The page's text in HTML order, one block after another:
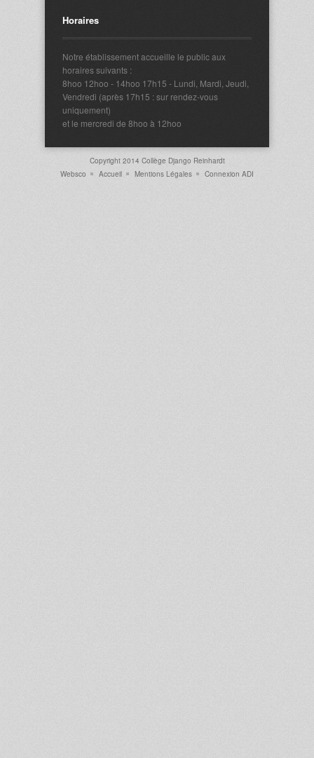
Horaires
Notre établissement accueille le public aux
horaires suivants :
8hoo 12hoo - 14hoo 17h15 - Lundi, Mardi, Jeudi,
Vendredi (après 17h15 : sur rendez-vous
uniquement)
et le mercredi de 8hoo à 12hoo
Copyright 2014 Collège Django Reinhardt
Websco
Accueil Mentions Légales Connexion ADI